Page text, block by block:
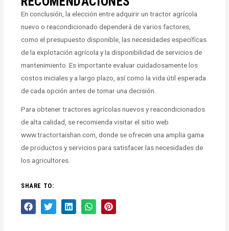
En conclusión, la elección entre adquirir un tractor agrícola
nuevo o reacondicionado dependerá de varios factores,
como el presupuesto disponible, las necesidades específicas
de la explotación agrícola y la disponibilidad de servicios de
mantenimiento. Es importante evaluar cuidadosamente los
costos iniciales y a largo plazo, así como la vida útil esperada
de cada opción antes de tomar una decisión.
Para obtener tractores agrícolas nuevos y reacondicionados
de alta calidad, se recomienda visitar el sitio web
www.tractortaishan.com, donde se ofrecen una amplia gama
de productos y servicios para satisfacer las necesidades de
los agricultores.
SHARE TO: